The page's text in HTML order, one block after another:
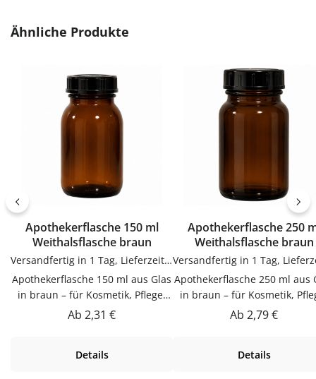
Anwendung und langlebig im Gebrauch.PflegehinweiseNach
Produktgalerie überspringen
Ähnliche Produkte
Apothekerflasche 150 ml
Weithalsflasche braun
Versandfertig in 1 Tag, Lieferzeit 1-3 Tage
Apothekerflasche 150 ml aus Glas
in braun – für Kosmetik, Pflege,
Tinkturen & ÖleDieser
Tinkturen & Öle. Das getönte
Regulärer Preis:
Ab 2,31 €
Details
Apothekerflasche 250 ml
Weithalsflasche braun
Apothekerflasche 250 ml aus
in braun – für Kosmetik,
Tinkturen & ÖleDieser
Tinkturen & Öle. Das
Regulärer Preis:
Ab 2,79 €
Details